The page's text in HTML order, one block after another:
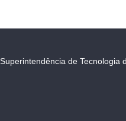
Superintendência de Tecnologia